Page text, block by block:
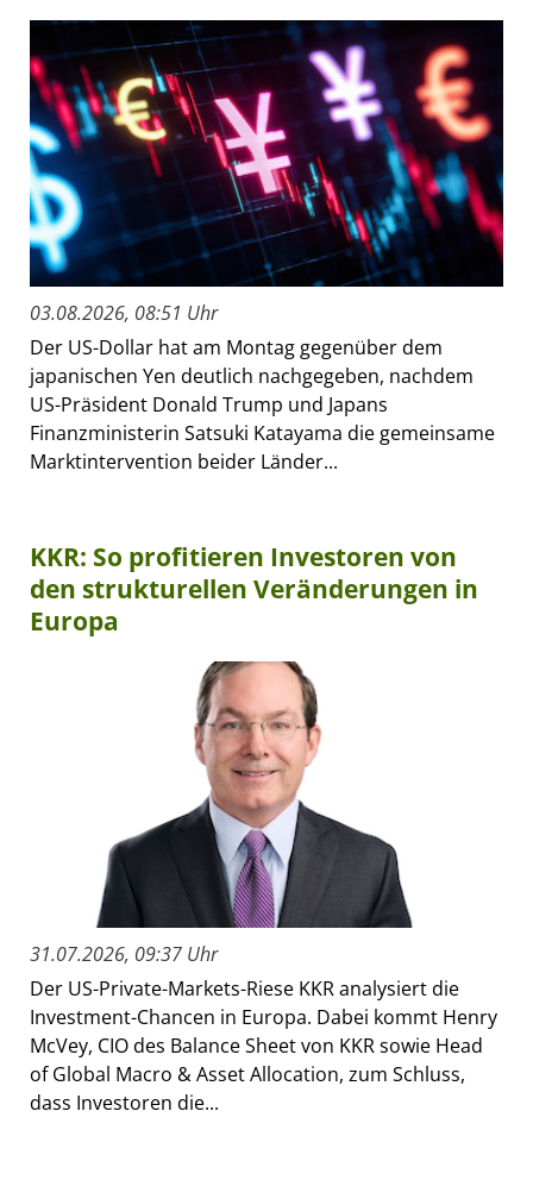
03.08.2026, 08:51 Uhr
Der US-Dollar hat am Montag gegenüber dem
japanischen Yen deutlich nachgegeben, nachdem
US-Präsident Donald Trump und Japans
Finanzministerin Satsuki Katayama die gemeinsame
Marktintervention beider Länder...
KKR: So profitieren Investoren von
den strukturellen Veränderungen in
Europa
31.07.2026, 09:37 Uhr
Der US-Private-Markets-Riese KKR analysiert die
Investment-Chancen in Europa. Dabei kommt Henry
McVey, CIO des Balance Sheet von KKR sowie Head
of Global Macro & Asset Allocation, zum Schluss,
dass Investoren die...